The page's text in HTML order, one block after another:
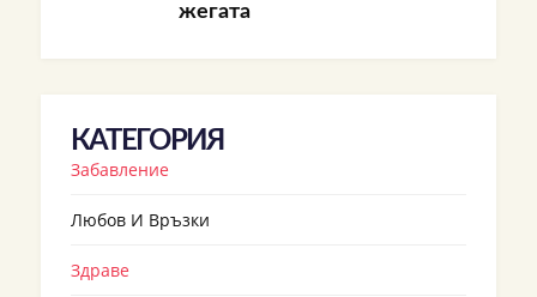
жегата
КАТЕГОРИЯ
Забавление
Любов И Връзки
Здраве